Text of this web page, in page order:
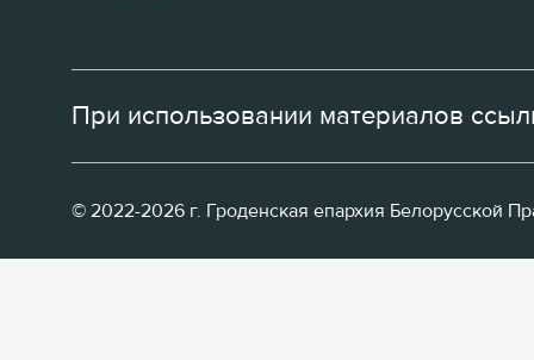
При использовании материалов
© 2022-2026 г. Гроденская епархия Белорусской